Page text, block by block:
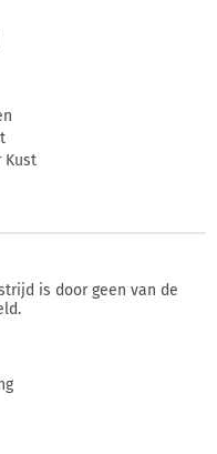
Kust
is door geen van de